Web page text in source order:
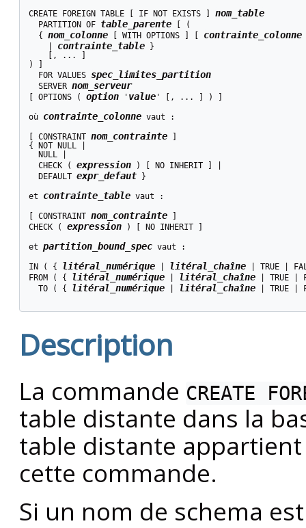
CREATE FOREIGN TABLE [ IF NOT EXISTS ] nom_table
  PARTITION OF
table_parente [ (
  {
nom_colonne [ WITH OPTIONS ] [ contrainte_colonne
contrainte_table }
    [, ... ]
) ]
  FOR VALUES
spec_limites_partition
  SERVER
nom_serveur
[ OPTIONS ( option ' value' [, ... ] ) ]
où contrainte_colonne vaut :
[ CONSTRAINT nom_contrainte ]
{ NOT NULL |
  NULL |
  CHECK (
expression ) [ NO INHERIT ] |
  DEFAULT
expr_defaut }
et contrainte_table vaut :
[ CONSTRAINT nom_contrainte ]
CHECK ( expression ) [ NO INHERIT ]
et partition_bound_spec vaut :
IN ( { litéral_numérique | litéral_chaîne | TRUE |
FROM ( { litéral_numérique | litéral_chaîne | TRUE |
  TO ( {
litéral_numérique | litéral_chaîne | TRUE |
Description
La commande CREATE
table distante dans la
table distante
cette commande.
Si un nom de schema